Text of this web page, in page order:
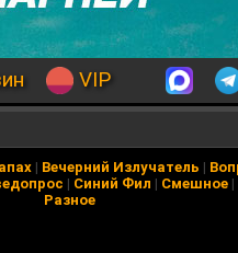
VIP
| Вечерний Излучатель |
| Синий Фил | Смешное |
Разное